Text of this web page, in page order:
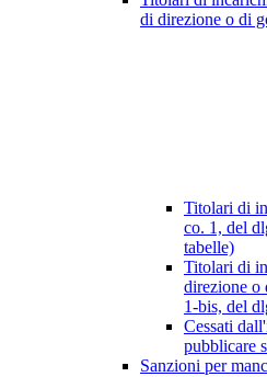
di direzione o di
Titolari di
co. 1, del
tabelle)
Titolari di
direzione o
1-bis, del
Cessati
pubblicare
Sanzioni per